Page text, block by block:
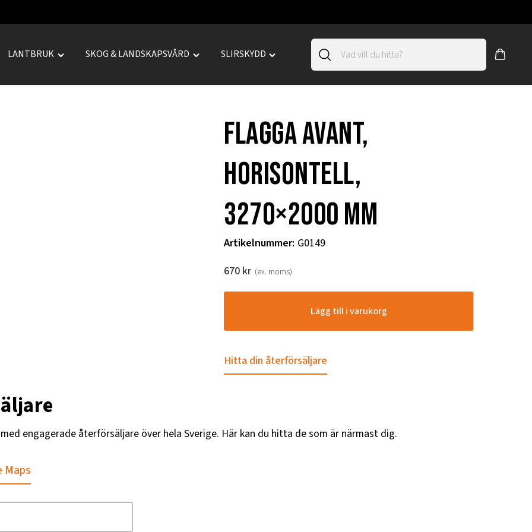
LANTBRUK
Toggle
SKOG & LANDSKAPSVÅRD
Toggle
SLIRSKYDD
Toggle
Flagga Avant,
horisontell,
3270×2000 mm
Artikelnummer: G0149
670 kr (ex. moms)
Lägg till i varukorg
Hitta din återförsäljare
engagerade återförsäljare över hela Sverige. Här kan du hitta de som är närmast dig.
Maps